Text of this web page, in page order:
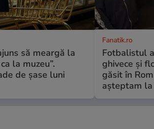
să meargă la
la muzeu”.
de șase luni
Fanatik.ro
Fotbalistul
ghivece și
găsit în
așteptam la